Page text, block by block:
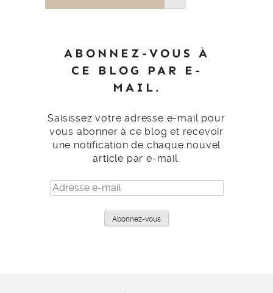
ABONNEZ-VOUS À
CE BLOG PAR E-
MAIL.
Saisissez votre adresse e-mail pour
vous abonner à ce blog et recevoir
une notification de chaque nouvel
article par e-mail.
Adresse
e-
Abonnez-vous